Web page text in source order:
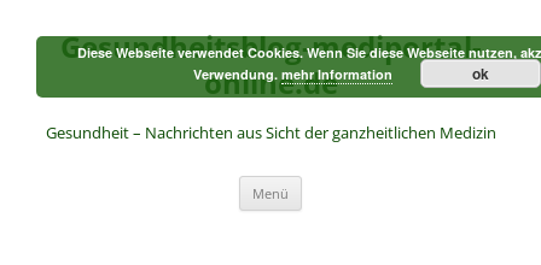
springen
Gesundheitsblog-mediportal-
online.de
Gesundheit – Nachrichten aus Sicht der ganzheitlichen Medizin
Menü
Diese Webseite verwendet Cookies. Wenn Sie diese Webseite nutzen,
Verwendung. mehr Information ok